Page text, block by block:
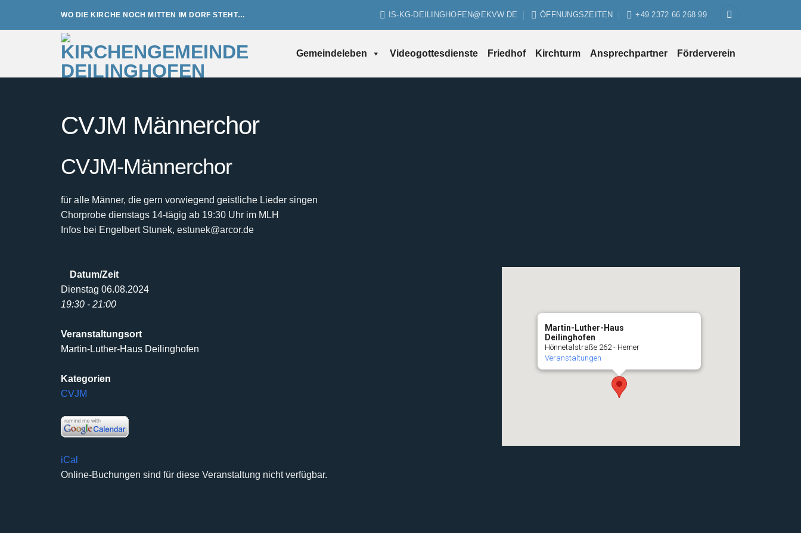
WO DIE KIRCHE NOCH MITTEN IM DORF STEHT… IS-KG-DEILINGHOFEN@EKVW.DE ÖFFNUNGSZEITEN +49 2372 66 268 99
Gemeindeleben Videogottesdienste Friedhof Kirchturm Ansprechpartner Förderverein
CVJM Männerchor
CVJM-Männerchor
für alle Männer, die gern vorwiegend geistliche Lieder singen
Chorprobe dienstags 14-tägig ab 19:30 Uhr im MLH
Infos bei Engelbert Stunek, estunek@arcor.de
Martin-Luther-Haus
Deilinghofen
Hönnetalstraße 262 - Hemer
Veranstaltungen
Datum/Zeit
Dienstag 06.08.2024
19:30 - 21:00
Veranstaltungsort
Martin-Luther-Haus Deilinghofen
Kategorien
CVJM
iCal
Online-Buchungen sind für diese Veranstaltung nicht verfügbar.